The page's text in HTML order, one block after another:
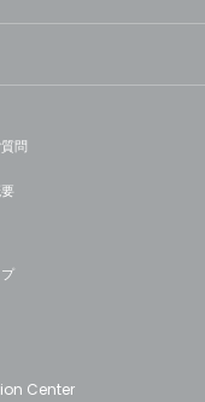
問
Center